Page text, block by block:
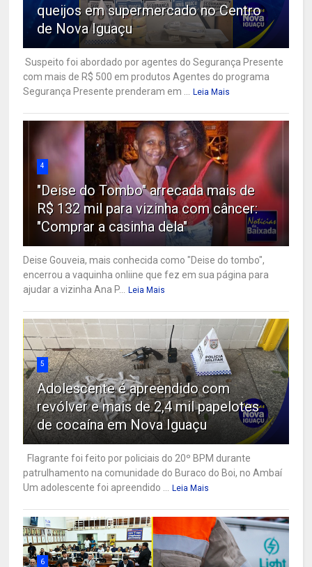
queijos em supermercado no Centro
de Nova Iguaçu
Suspeito foi abordado por agentes do Segurança Presente
com mais de R$ 500 em produtos Agentes do programa
Segurança Presente prenderam em ... Leia Mais
4
"Deise do Tombo" arrecada mais de
R$ 132 mil para vizinha com câncer:
"Comprar a casinha dela"
Deise Gouveia, mais conhecida como "Deise do tombo",
encerrou a vaquinha onliine que fez em sua página para
ajudar a vizinha Ana P... Leia Mais
5
Adolescente é apreendido com
revólver e mais de 2,4 mil papelotes
de cocaína em Nova Iguaçu
Flagrante foi feito por policiais do 20º BPM durante
patrulhamento na comunidade do Buraco do Boi, no Ambaí
Um adolescente foi apreendido ... Leia Mais
6